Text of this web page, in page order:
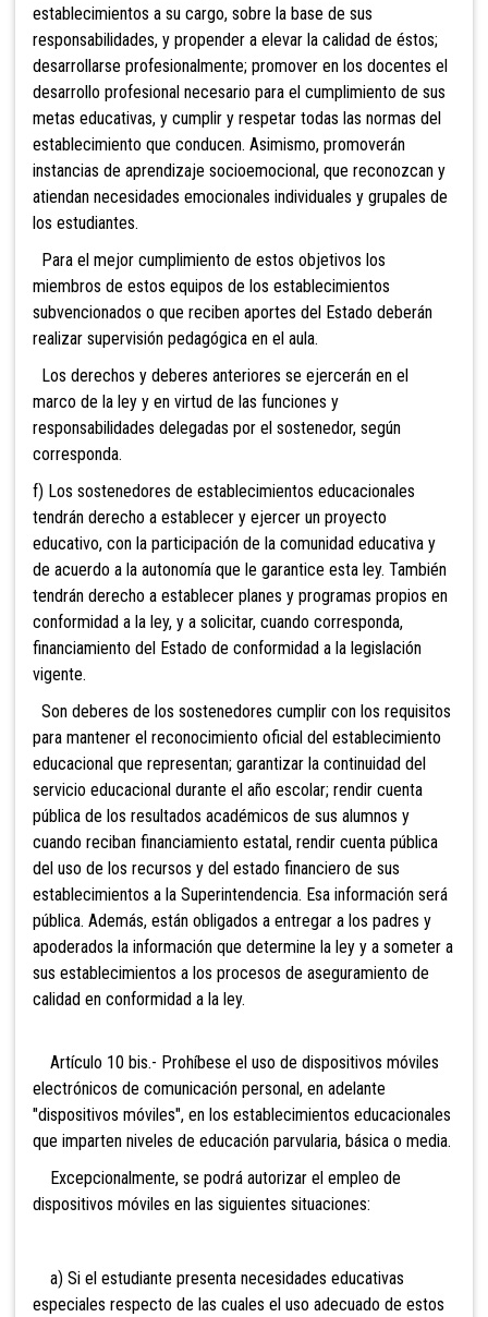
establecimientos a su cargo, sobre la base de sus
responsabilidades, y propender a elevar la calidad de éstos;
desarrollarse profesionalmente; promover en los docentes el
desarrollo profesional necesario para el cumplimiento de sus
metas educativas, y cumplir y respetar todas las normas del
establecimiento que conducen. Asimismo, promoverán
instancias de aprendizaje socioemocional, que reconozcan y
atiendan necesidades emocionales individuales y grupales de
los estudiantes.
Para el mejor cumplimiento de estos objetivos los
miembros de estos equipos de los establecimientos
subvencionados o que reciben aportes del Estado deberán
realizar supervisión pedagógica en el aula.
Los derechos y deberes anteriores se ejercerán en el
marco de la ley y en virtud de las funciones y
responsabilidades delegadas por el sostenedor, según
corresponda.
f) Los sostenedores de establecimientos educacionales
tendrán derecho a establecer y ejercer un proyecto
educativo, con la participación de la comunidad educativa y
de acuerdo a la autonomía que le garantice esta ley. También
tendrán derecho a establecer planes y programas propios en
conformidad a la ley, y a solicitar, cuando corresponda,
financiamiento del Estado de conformidad a la legislación
vigente.
Son deberes de los sostenedores cumplir con los requisitos
para mantener el reconocimiento oficial del establecimiento
educacional que representan; garantizar la continuidad del
servicio educacional durante el año escolar; rendir cuenta
pública de los resultados académicos de sus alumnos y
cuando reciban financiamiento estatal, rendir cuenta pública
del uso de los recursos y del estado financiero de sus
establecimientos a la Superintendencia. Esa información será
pública. Además, están obligados a entregar a los padres y
apoderados la información que determine la ley y a someter a
sus establecimientos a los procesos de aseguramiento de
calidad en conformidad a la ley.
Artículo 10 bis.- Prohíbese el uso de dispositivos móviles
electrónicos de comunicación personal, en adelante
"dispositivos móviles", en los establecimientos educacionales
que imparten niveles de educación parvularia, básica o media.
Excepcionalmente, se podrá autorizar el empleo de
dispositivos móviles en las siguientes situaciones:
a) Si el estudiante presenta necesidades educativas
especiales respecto de las cuales el uso adecuado de estos